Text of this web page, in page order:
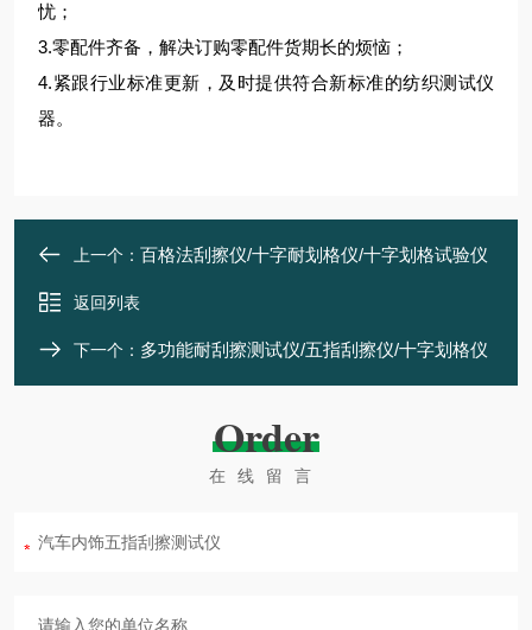
忧；
3.零配件齐备，解决订购零配件货期长的烦恼；
4.紧跟行业标准更新，及时提供符合新标准的纺织测试仪
器。
上一个： 百格法刮擦仪/十字耐划格仪/十字划格试验仪
返回列表
下一个： 多功能耐刮擦测试仪/五指刮擦仪/十字划格仪
Order
在线留言